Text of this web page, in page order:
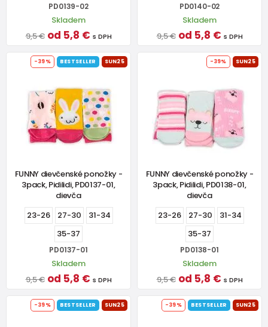
PD0139-02
Skladem
9,5 € od 5,8 € s DPH
PD0140-02
Skladem
9,5 € od 5,8 € s DPH
-39% BESTSELLER SUN25
FUNNY dievčenské ponožky -
3pack, Pidilidi, PD0137-01,
dievča
23-26
27-30
31-34
35-37
PD0137-01
Skladem
9,5 € od 5,8 € s DPH
-39% SUN25
FUNNY dievčenské ponožky -
3pack, Pidilidi, PD0138-01,
dievča
23-26
27-30
31-34
35-37
PD0138-01
Skladem
9,5 € od 5,8 € s DPH
-39% BESTSELLER SUN25 -39% BESTSELLER SUN25